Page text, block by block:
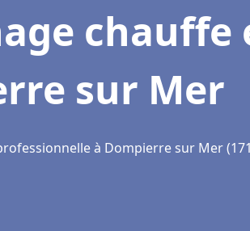
chauffe
sur Mer
à Dompierre sur Mer